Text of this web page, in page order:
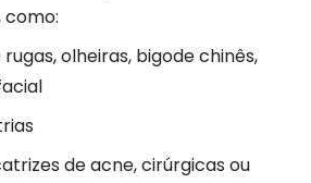
como:
olheiras, bigode chinês,
de acne, cirúrgicas ou